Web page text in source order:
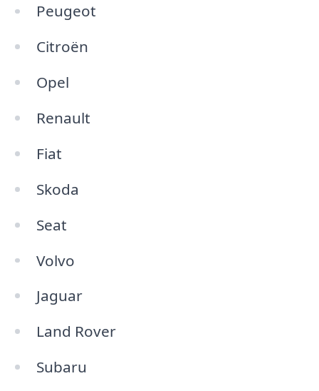
Peugeot
Citroën
Opel
Renault
Fiat
Skoda
Seat
Volvo
Jaguar
Land Rover
Subaru